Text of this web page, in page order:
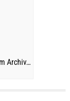
Archiv…